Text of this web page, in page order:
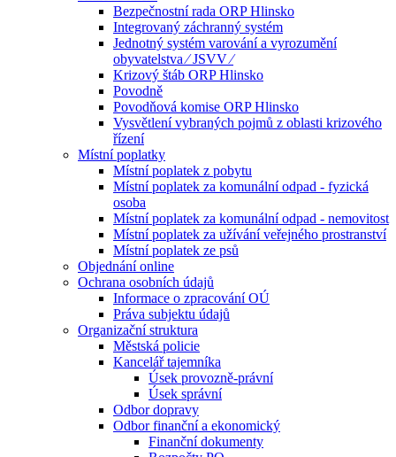
Bezpečnostní rada ORP Hlinsko
Integrovaný záchranný systém
Jednotný systém varování a vyrozumění
obyvatelstva ⁄ JSVV ⁄
Krizový štáb ORP Hlinsko
Povodně
Povodňová komise ORP Hlinsko
Vysvětlení vybraných pojmů z oblasti krizového
řízení
Místní poplatky
Místní poplatek z pobytu
Místní poplatek za komunální odpad - fyzická
osoba
Místní poplatek za komunální odpad - nemovitost
Místní poplatek za užívání veřejného prostranství
Místní poplatek ze psů
Objednání online
Ochrana osobních údajů
Informace o zpracování OÚ
Práva subjektu údajů
Organizační struktura
Městská policie
Kancelář tajemníka
Úsek provozně-právní
Úsek správní
Odbor dopravy
Odbor finanční a ekonomický
Finanční dokumenty